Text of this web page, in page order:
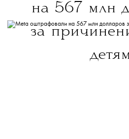
деле.Тут мы собрали
на 567 млн
за